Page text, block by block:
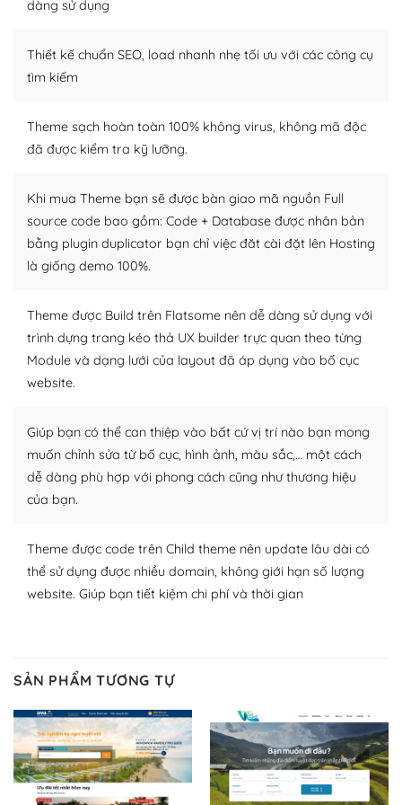
– Sở hữu một cộng đồng lớn, sẵn sàng hỗ trợ
khổng lồ được kiểm duyệt bởi các nhân viên và những
người cuồng tín WordPress.
kiếm những cộng đồng WordPress, họ sẽ giúp bạn trả
lời, giải đáp vấn đề của bạn.
Cộng đồng sử dụng WordPress sẵn sàng hỗ trợ bạn
Plugin mở rộng là thành phần cài đặt thêm vào
WordPress để tăng thêm các tính năng cần thiết. Có
nhiều plugin trả phí hoặc miễn phí.
plugin của WordPress rất phong phú. Bạn có thể thỏa
thích chọn lựa plugin và themes phù hợp cho mục đích
lập website của mình.
– Dễ sử dụng
Với mọi Hosting bất kỳ thì WordPress đều có thể dễ
Và bạn có toàn quyền tự do khi quyết định nơi lưu trữ
trang web WordPress của bạn.
Dễ dàng lựa chọn Hosting cho website WordPress
– Bảo mật cực tốt
dàng sử dụng
Thiết kế chuẩn SEO, load nhanh nhẹ tối ưu với các công cụ
tìm kiếm
Theme sạch hoàn toàn 100% không virus, không mã độc
đã được kiểm tra kỹ lưỡng.
Khi mua Theme bạn sẽ được bàn giao mã nguồn Full
source code bao gồm: Code + Database được nhân bản
bằng plugin duplicator bạn chỉ việc đăt cài đặt lên Hosting
là giống demo 100%.
Theme được Build trên Flatsome nên dễ dàng sử dụng với
trình dựng trang kéo thả UX builder trực quan theo từng
Module và dạng lưới của layout đã áp dụng vào bố cục
website.
Giúp bạn có thể can thiệp vào bất cứ vị trí nào bạn mong
muốn chỉnh sửa từ bố cục, hình ảnh, màu sắc,… một cách
dễ dàng phù hợp với phong cách cũng như thương hiệu
của bạn.
Theme được code trên Child theme nên update lâu dài có
thể sử dụng được nhiều domain, không giới hạn số lượng
website. Giúp bạn tiết kiệm chi phí và thời gian
SẢN PHẨM TƯƠNG TỰ